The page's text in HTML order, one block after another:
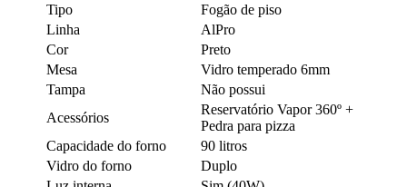
Tipo
Fogão de piso
Linha
AlPro
Cor
Preto
Mesa
Vidro temperado 6mm
Tampa
Não possui
Acessórios
Reservatório Vapor 360º +
Pedra para pizza
Capacidade do forno
90 litros
Vidro do forno
Duplo